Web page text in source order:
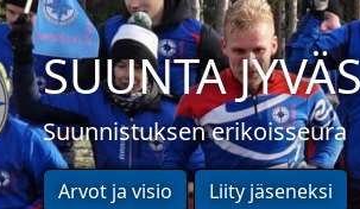
SUUNTA
Suunnistuksen erikoisseura
Arvot ja visio Liity jäseneksi